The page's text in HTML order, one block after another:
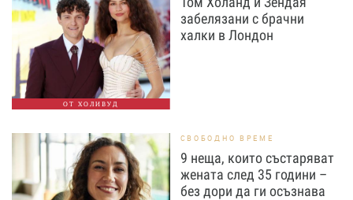
ОТ ХОЛИВУД
забелязани с брачни
халки в Лондон
СВОБОДНО ВРЕМЕ
9 неща, които състаряват
жената след 35 години –
без дори да ги осъзнава